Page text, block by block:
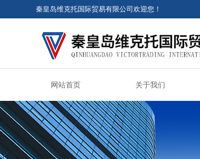
秦皇岛维克托国际贸易有限公司欢迎您！
网站首页 关于我们